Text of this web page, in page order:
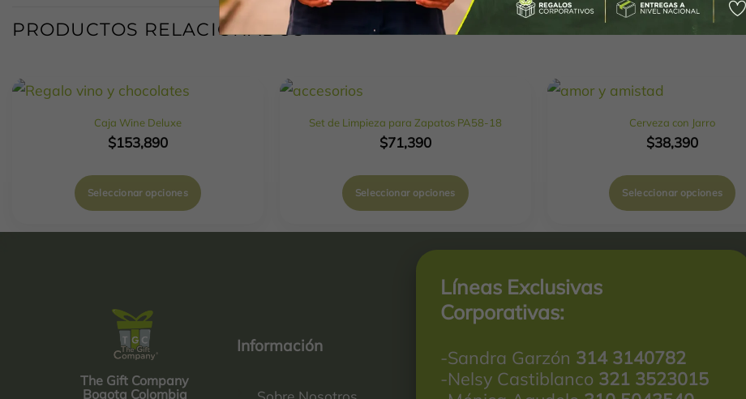
PRODUCTOS RELACIONADOS
Caja Wine Deluxe
$153,890
Seleccionar opciones
Set de Limpieza para Zapatos PA58-18
$71,390
Seleccionar opciones
Cerveza con Jarro
$38,390
Seleccionar opciones
The Gift Company
Bogota Colombia
Información
Líneas Exclusivas
Corporativas:
-Sandra Garzón 314 3140782
-Nelsy Castiblanco 321 3523015